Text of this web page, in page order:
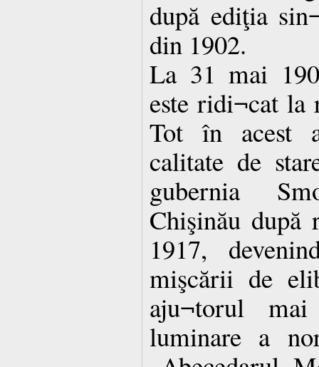
după ediţia
din 1902.
La 31 mai
este ridi¬cat la
Tot în acest
calitate de
gubernia
Chişinău după
1917,
mişcării de
aju¬torul
luminare a